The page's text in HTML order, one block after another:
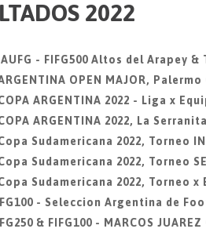
2022
- FIFG500 Altos del Arapey &
OPEN MAJOR,
ARGENTINA 2022 - Liga x
ARGENTINA 2022, La Serranita
Sudamericana 2022, Torneo
Sudamericana 2022, Torneo
Sudamericana 2022, Torneo x
- Seleccion Argentina de
& FIFG100 - MARCOS JUAREZ